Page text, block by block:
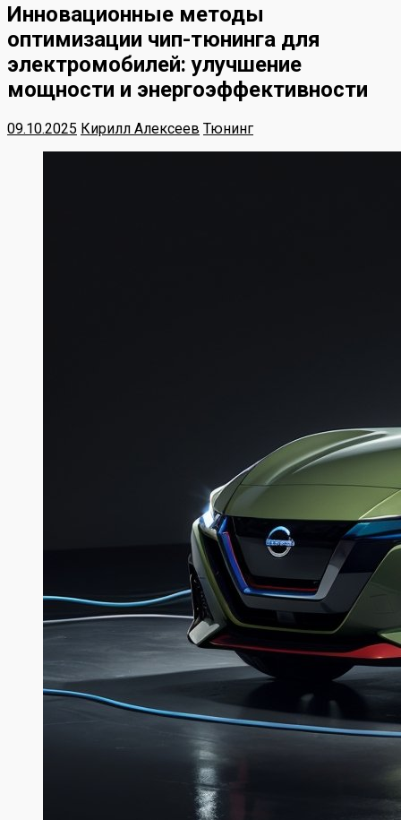
Инновационные методы
оптимизации чип-тюнинга для
электромобилей: улучшение
мощности и энергоэффективности
09.10.2025 Кирилл Алексеев Тюнинг